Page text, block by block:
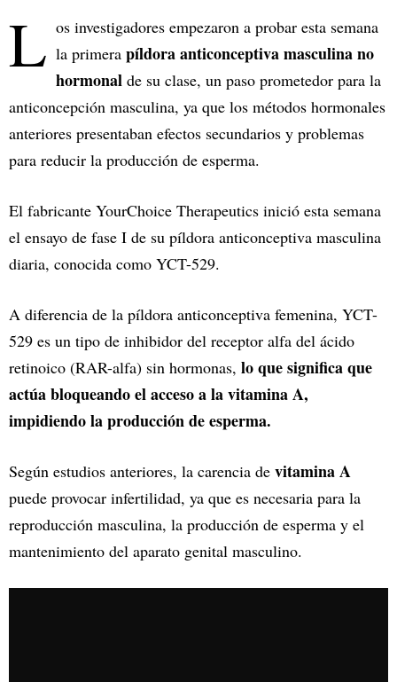
L os investigadores empezaron a probar esta semana
la primera píldora anticonceptiva masculina no
hormonal de su clase, un paso prometedor para la
anticoncepción masculina, ya que los métodos hormonales
anteriores presentaban efectos secundarios y problemas
para reducir la producción de esperma.
El fabricante YourChoice Therapeutics inició esta semana
el ensayo de fase I de su píldora anticonceptiva masculina
diaria, conocida como YCT-529.
A diferencia de la píldora anticonceptiva femenina, YCT-
529 es un tipo de inhibidor del receptor alfa del ácido
retinoico (RAR-alfa) sin hormonas, lo que significa que
actúa bloqueando el acceso a la vitamina A,
impidiendo la producción de esperma.
Según estudios anteriores, la carencia de vitamina A
puede provocar infertilidad, ya que es necesaria para la
reproducción masculina, la producción de esperma y el
mantenimiento del aparato genital masculino.